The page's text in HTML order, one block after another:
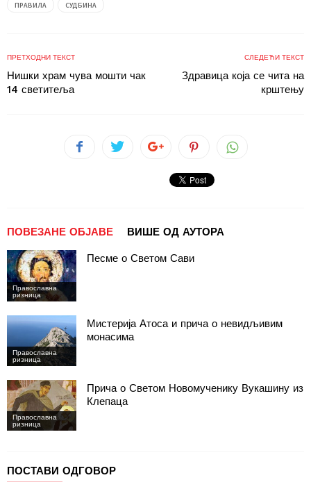
ПРАВИЛА
СУДБИНА
ПРЕТХОДНИ ТЕКСТ
Нишки храм чува мошти чак
14 светитеља
СЛЕДЕЋИ ТЕКСТ
Здравица која се чита на
крштењу
ПОВЕЗАНЕ ОБЈАВЕ ВИШЕ ОД АУТОРА
Православна
ризница
Песме о Светом Сави
Православна
ризница
Мистерија Атоса и прича о невидљивим
монасима
Православна
ризница
Прича о Светом Новомученику Вукашину из
Клепаца
ПОСТАВИ ОДГОВОР